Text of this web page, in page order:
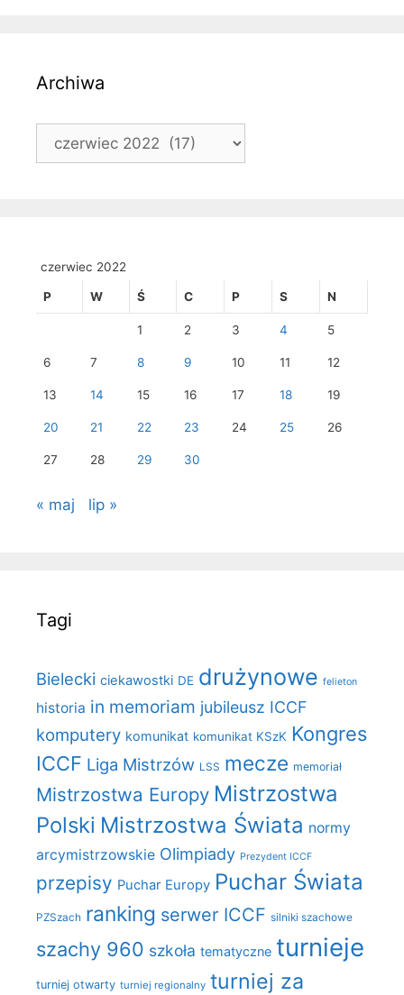
Archiwa
czerwiec 2022
P W Ś C P S N
1 2 3 4 5
6 7 8 9 10 11 12
13 14 15 16 17 18 19
20 21 22 23 24 25 26
27 28 29 30
« maj lip »
Tagi
Bielecki ciekawostki DE drużynowe felieton
historia in memoriam jubileusz ICCF
komputery komunikat komunikat KSzK Kongres
ICCF Liga Mistrzów LSS mecze memoriał
Mistrzostwa Europy Mistrzostwa
Polski Mistrzostwa Świata normy
arcymistrzowskie Olimpiady Prezydent ICCF
przepisy Puchar Europy Puchar Świata
PZSzach ranking serwer ICCF silniki szachowe
szachy 960 szkoła tematyczne turnieje
turniej otwarty turniej regionalny turniej za